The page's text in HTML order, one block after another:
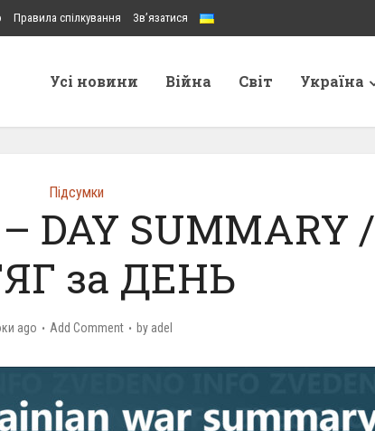
Правила спілкування Зв’язатися
Усі новини Війна Світ Україна
Підсумки
DAY SUMMARY /
за ДЕНЬ
ago Add Comment by adel